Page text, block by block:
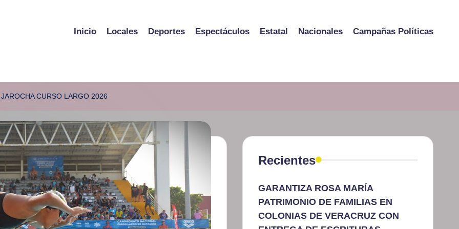
Inicio Locales Deportes Espectáculos Estatal Nacionales Campañas Políticas
CURSO LARGO 2026
Recientes
GARANTIZA ROSA MARÍA
PATRIMONIO DE FAMILIAS EN
COLONIAS DE VERACRUZ CON